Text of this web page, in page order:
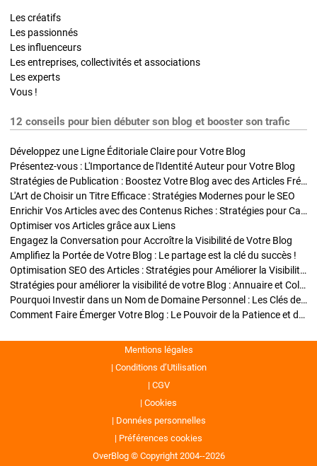
Les créatifs
Les passionnés
Les influenceurs
Les entreprises, collectivités et associations
Les experts
Vous !
12 conseils pour bien débuter son blog et booster son trafic
Développez une Ligne Éditoriale Claire pour Votre Blog
Présentez-vous : L'Importance de l'Identité Auteur pour Votre Blog
Stratégies de Publication : Boostez Votre Blog avec des Articles Fréquents et Exclusifs
L'Art de Choisir un Titre Efficace : Stratégies Modernes pour le SEO
Enrichir Vos Articles avec des Contenus Riches : Stratégies pour Captiver et Optimiser
Optimiser vos Articles grâce aux Liens
Engagez la Conversation pour Accroître la Visibilité de Votre Blog
Amplifiez la Portée de Votre Blog : Le partage est la clé du succès !
Optimisation SEO des Articles : Stratégies pour Améliorer la Visibilité de Votre Blog
Stratégies pour améliorer la visibilité de votre Blog : Annuaire et Collaborations
Pourquoi Investir dans un Nom de Domaine Personnel : Les Clés de la Réussite de Votre Blog
Comment Faire Émerger Votre Blog : Le Pouvoir de la Patience et de la Persévérance
Mentions légales
Conditions d’Utilisation
CGV
Cookies
Données personnelles
Préférences cookies
OverBlog © Copyright 2004--2026